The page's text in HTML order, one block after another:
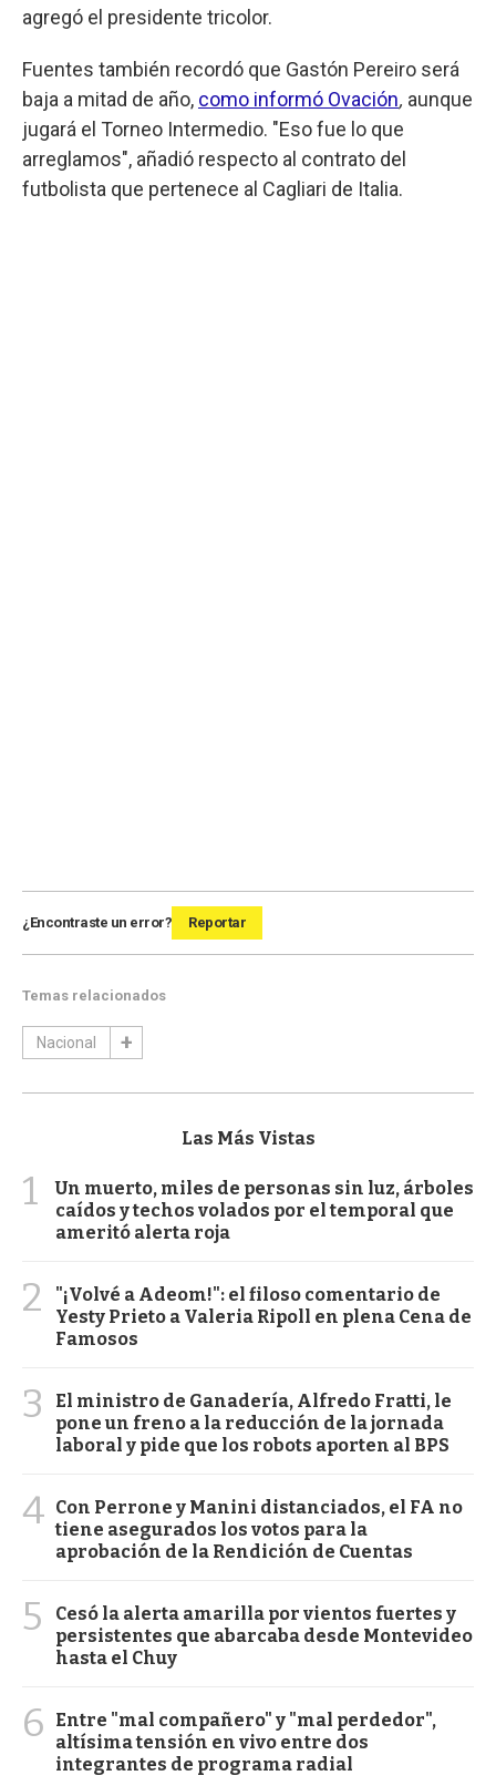
agregó el presidente tricolor.
Fuentes también recordó que Gastón Pereiro será
baja a mitad de año, como informó Ovación, aunque
jugará el Torneo Intermedio. "Eso fue lo que
arreglamos", añadió respecto al contrato del
futbolista que pertenece al Cagliari de Italia.
¿Encontraste un error? Reportar
Temas relacionados
Nacional
Las Más Vistas
1
Un muerto, miles de personas sin luz, árboles
caídos y techos volados por el temporal que
ameritó alerta roja
2
"¡Volvé a Adeom!": el filoso comentario de
Yesty Prieto a Valeria Ripoll en plena Cena de
Famosos
3
El ministro de Ganadería, Alfredo Fratti, le
pone un freno a la reducción de la jornada
laboral y pide que los robots aporten al BPS
4 Con Perrone y Manini distanciados, el FA no
tiene asegurados los votos para la
aprobación de la Rendición de Cuentas
5
Cesó la alerta amarilla por vientos fuertes y
persistentes que abarcaba desde Montevideo
hasta el Chuy
6
Entre "mal compañero" y "mal perdedor",
altísima tensión en vivo entre dos
integrantes de programa radial